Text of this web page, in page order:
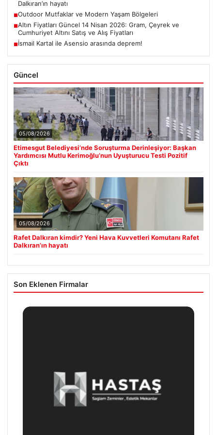
Dalkıran’ın hayatı
■Outdoor Mutfaklar ve Modern Yaşam Bölgeleri
■Altın Fiyatları Güncel 14 Nisan 2026: Gram, Çeyrek ve
Cumhuriyet Altını Satış ve Alış Fiyatları
■İsmail Kartal ile Asensio arasında deprem!
Güncel
05/08/2026
Etimesgut Belediyesi’nde Soruşturma Derinleşiyor: Başkan
Yardımcısı Mutlu Kerimoğlu’nun Uyuşturucu Testi Pozitif
Çıktı
05/08/2026
Rafet Dalkıran kimdir? Yeni Hava Kuvvetleri Komutanı Rafet
Dalkıran’ın hayatı
Son Eklenen Firmalar